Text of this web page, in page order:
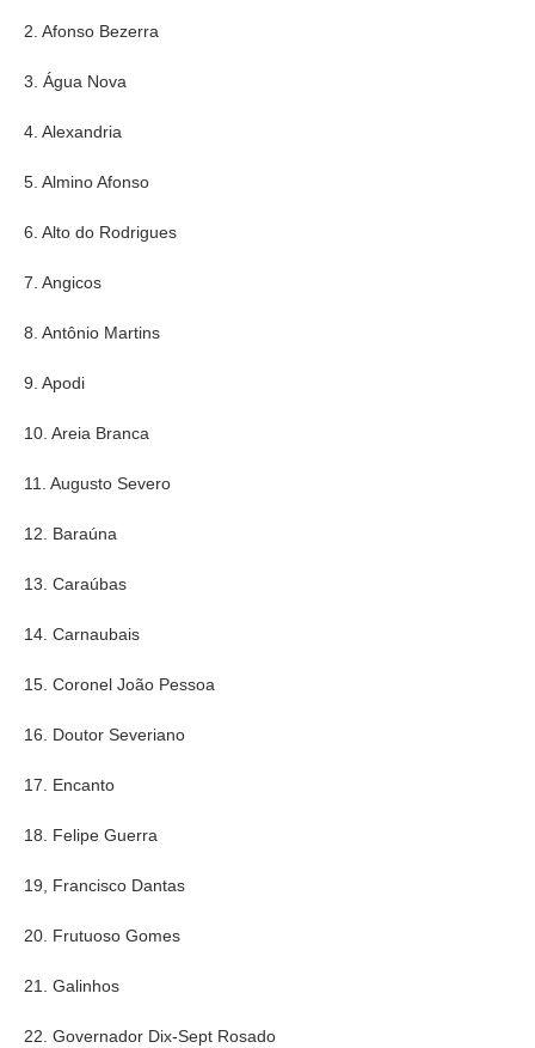
2. Afonso Bezerra
3. Água Nova
4. Alexandria
5. Almino Afonso
6. Alto do Rodrigues
7. Angicos
8. Antônio Martins
9. Apodi
10. Areia Branca
11. Augusto Severo
12. Baraúna
13. Caraúbas
14. Carnaubais
15. Coronel João Pessoa
16. Doutor Severiano
17. Encanto
18. Felipe Guerra
19, Francisco Dantas
20. Frutuoso Gomes
21. Galinhos
22. Governador Dix-Sept Rosado